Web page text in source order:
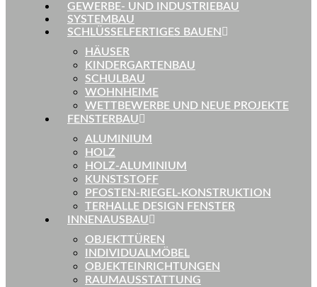
GEWERBE- UND INDUSTRIEBAU
SYSTEMBAU
SCHLÜSSELFERTIGES BAUEN
HÄUSER
KINDERGARTENBAU
SCHULBAU
WOHNHEIME
WETTBEWERBE UND NEUE PROJEKTE
FENSTERBAU
ALUMINIUM
HOLZ
HOLZ-ALUMINIUM
KUNSTSTOFF
PFOSTEN-RIEGEL-KONSTRUKTION
TERHALLE DESIGN FENSTER
INNENAUSBAU
OBJEKTTÜREN
INDIVIDUALMÖBEL
OBJEKTEINRICHTUNGEN
RAUMAUSSTATTUNG